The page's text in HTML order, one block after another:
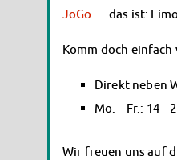
JoGo … das ist:
Komm doch
Direkt neben
Mo. – Fr.: 14 –
Wir freuen uns auf